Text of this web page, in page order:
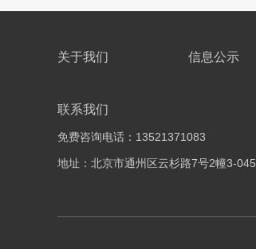
关于我们 信息公示
联系我们
免费咨询电话：13521371083
地址：北京市通州区云杉路7号2幢3-045